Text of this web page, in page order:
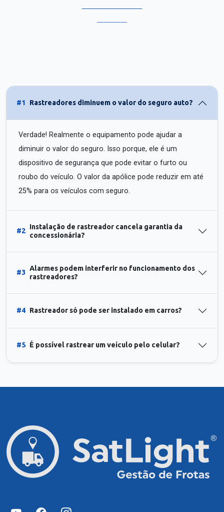
#1 Rastreadores diminuem o valor do seguro auto?
Verdade! Realmente o equipamento pode ajudar a
diminuir o valor do seguro. Isso porque, ele é um
dispositivo de segurança que pode evitar o furto ou
roubo do veículo. O valor da apólice pode reduzir em até
25% para os veículos com seguro.
#2
Instalação de rastreador cancela garantia da
concessionária?
#3
Alarmes podem interferir no funcionamento dos
rastreadores?
#4 Rastreador só pode ser instalado em carros?
#5 É possível rastrear um veículo pelo celular?